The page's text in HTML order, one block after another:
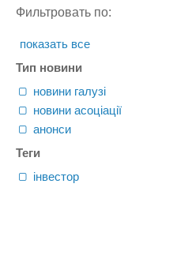
Фильтровать по:
показать все
Тип новини
новини галузі
новини асоціації
анонси
Теги
інвестор